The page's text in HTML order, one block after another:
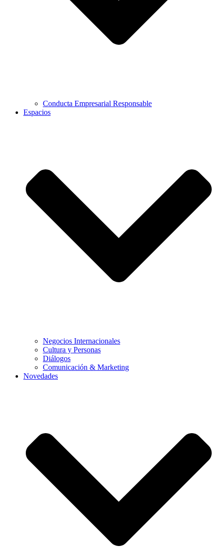
Conducta Empresarial Responsable
Espacios
Negocios Internacionales
Cultura y Personas
Diálogos
Comunicación & Marketing
Novedades